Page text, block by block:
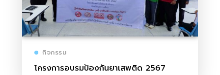
กิจกรรม
โครงการอบรมป้องกันยาเสพติด 2567